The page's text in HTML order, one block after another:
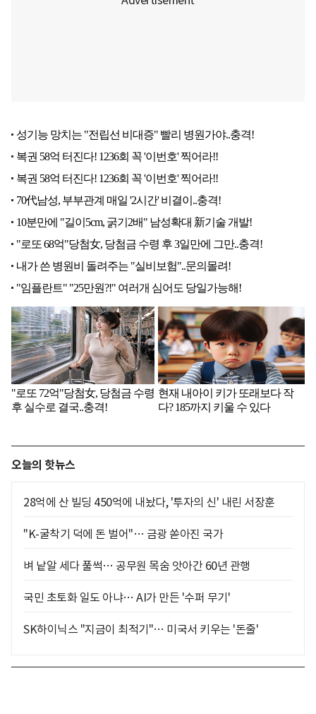
오늘의 핫뉴스
28억에 산 빌딩 450억에 내놨다, '투자의 신' 내린 서장훈
"K-굴착기 덕에 돈 벌어"… 금광 쏟아진 국가
벼 낱알 세다 풀썩… 공무원 목숨 앗아간 60년 관행
국민 초토화 일도 아냐… AI가 만든 '수퍼 무기'
SK하이닉스 "지금이 최적기"… 미국서 키우는 '돈줄'